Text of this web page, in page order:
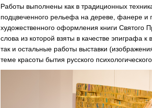
Работы выполнены как в традиционных
подцвеченного рельефа на дереве, фанере и
художественного оформления книги Святого
слова из которой взяты в качестве эпиграфа
так и остальные работы выставки
теме красоты бытия русского